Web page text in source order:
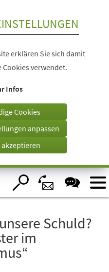
erklären Sie sich damit
Cookies verwendet.
Infos
Cookies
anpassen
akzeptieren
Schuld?
im